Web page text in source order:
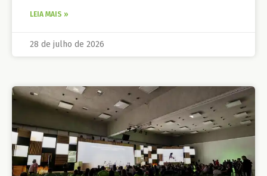
LEIA MAIS »
28 de julho de 2026